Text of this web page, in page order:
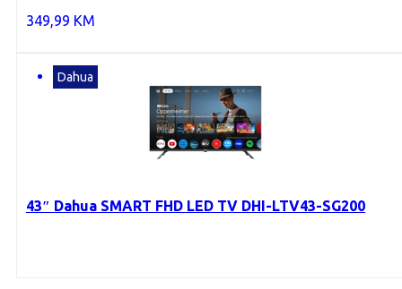
349,99 KM
Dahua
43″ Dahua SMART FHD LED TV DHI-LTV43-SG200